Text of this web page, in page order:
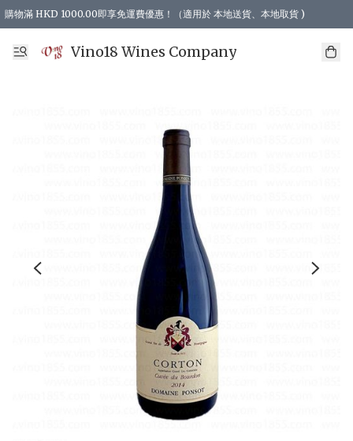
購物滿 HKD 1000.00即享免運費優惠！（適用於 本地送貨、本地取貨 )
Vino18 Wines Company